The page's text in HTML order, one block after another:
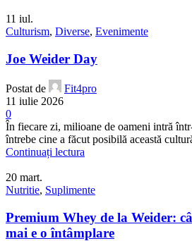
11 iul.
Culturism, Diverse, Evenimente
Joe Weider Day
Postat de
Fit4pro
11 iulie 2026
0
În fiecare zi, milioane de oameni intră
întrebe cine a făcut posibilă această
Continuați lectura
20 mart.
Nutritie, Suplimente
Premium Whey de la Weider:
mai e o întâmplare